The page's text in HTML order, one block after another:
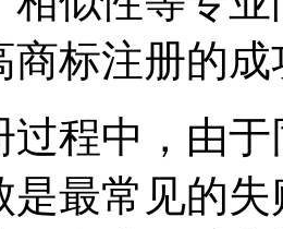
商标注册的成
过程中，由
是最常见的